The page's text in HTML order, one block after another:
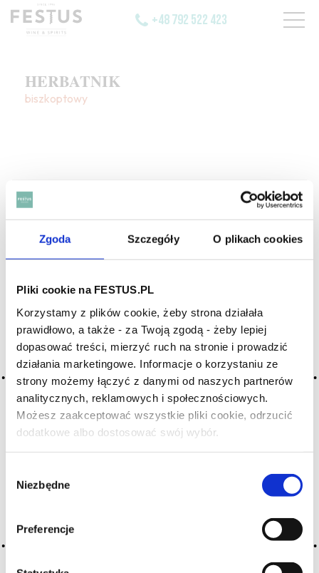
Zgoda Szczegóły O plikach cookies
Pliki cookie na FESTUS.PL
Korzystamy z plików cookie, żeby strona działała
prawidłowo, a także - za Twoją zgodą - żeby lepiej
dopasować treści, mierzyć ruch na stronie i prowadzić
działania marketingowe. Informacje o korzystaniu ze
strony możemy łączyć z danymi od naszych partnerów
analitycznych, reklamowych i społecznościowych.
Możesz zaakceptować wszystkie pliki cookie, odrzucić
dodatkowe albo dostosować swój wybór.
zgody
Niezbędne
Preferencje
Czy masz ukończone 18 lat?
+48 792 522 423
HERBATNIK
biszkoptowy
SZUKAJ W SŁOWNIKU
WYBIERZ LITERĘ ALFABETU PONIŻEJ:
A B C-Ć D E F G
H I J K L-Ł M N
O-Ó P Q R S-Ś T
U V W X-Y
Z-Ź-Ż
Cały czas pracujemy nad wprowadzaniem do
słownika nowych haseł. Jeśli jakis termin stwarza
Państwu szczególny problem i nie ma go w słowniku
-proszę nas o tym poinformować